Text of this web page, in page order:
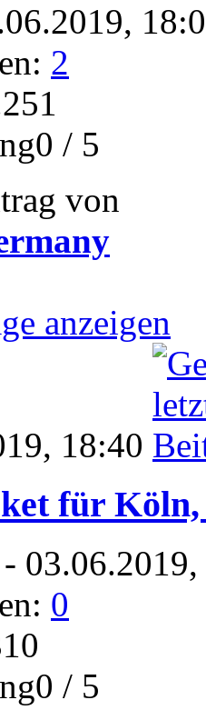
2
/ 5
von
anzeigen
18:40
für Köln,
-
0
/ 5